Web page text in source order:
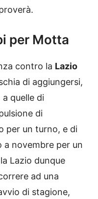
per Motta
contro la Lazio
di aggiungersi,
quelle di
di
per un turno, e di
a novembre per un
Lazio dunque
ad una
di stagione,